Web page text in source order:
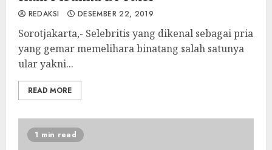
REDAKSI DESEMBER 22, 2019
Sorotjakarta,- Selebritis yang dikenal sebagai pria
yang gemar memelihara binatang salah satunya
ular yakni...
READ MORE
1 min read